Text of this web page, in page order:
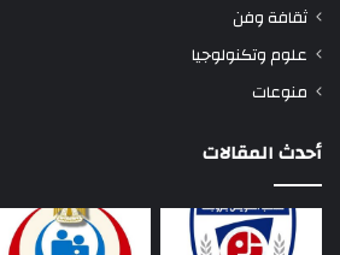
ثقافة وفن
علوم وتكنولوجيا
منوعات
أحدث المقالات